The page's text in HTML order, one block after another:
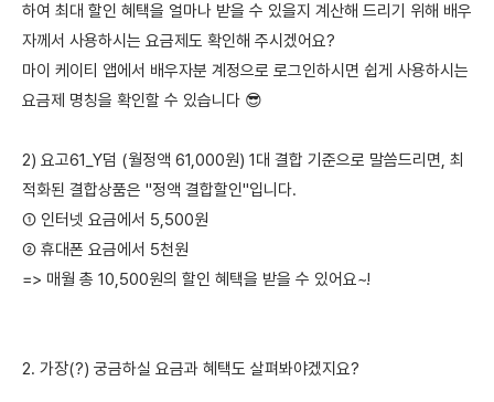
하여 최대 할인 혜택을 얼마나 받을 수 있을지 계산해 드리기 위해 배우
자께서 사용하시는 요금제도 확인해 주시겠어요?
마이 케이티 앱에서 배우자분 계정으로 로그인하시면 쉽게 사용하시는
요금제 명칭을 확인할 수 있습니다 😎
2) 요고61_Y덤 (월정액 61,000원) 1대 결합 기준으로 말씀드리면, 최
적화된 결합상품은 "정액 결합할인"입니다.
① 인터넷 요금에서 5,500원
② 휴대폰 요금에서 5천원
=> 매월 총 10,500원의 할인 혜택을 받을 수 있어요~!
2. 가장(?) 궁금하실 요금과 혜택도 살펴봐야겠지요?